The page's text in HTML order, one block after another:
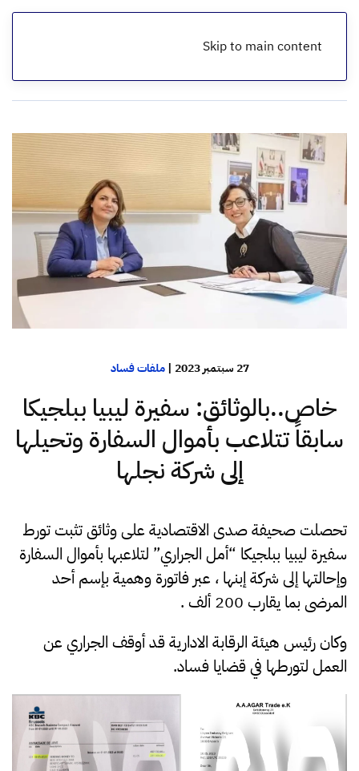
Skip to main content
الرئيسية
27 سبتمبر 2023 |ملفات فساد
خاص..بالوثائق: سفيرة ليبيا ببلجيكا
سابقاً تتلاعب بأموال السفارة وتحيلها
إلى شركة نجلها
تحصلت صحيفة صدى الاقتصادية على وثائق تثبت تورط
سفيرة ليبيا ببلجيكا “أمل الجراري” لتلاعبها بأموال السفارة
وإحالتها إلى شركة إبنها ، عبر فاتورة وهمية بإسم أحد
المرضى بما يقارب 200 ألف .
وكان رئيس هيئة الرقابة الادارية قد أوقف الجراري عن
العمل لتورطها في قضايا فساد.